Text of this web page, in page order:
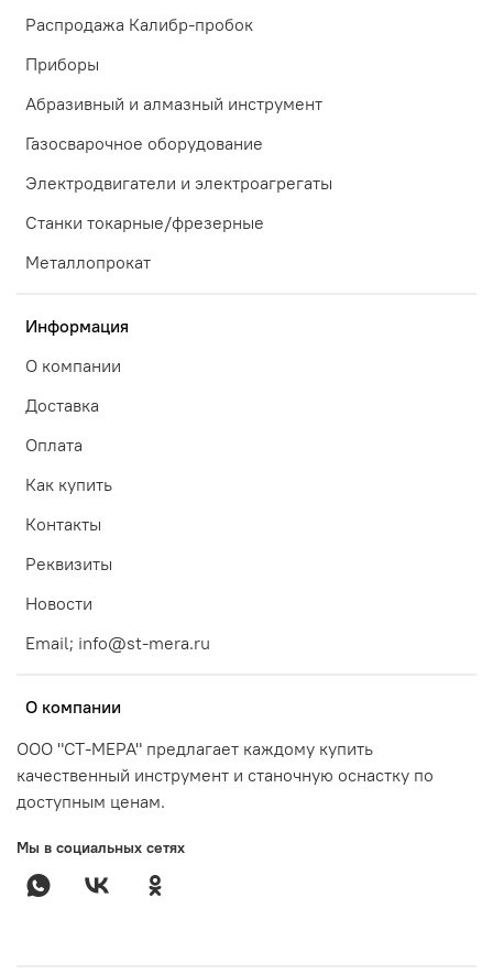
Распродажа Калибр-пробок
Приборы
Абразивный и алмазный инструмент
Газосварочное оборудование
Электродвигатели и электроагрегаты
Станки токарные/фрезерные
Металлопрокат
Информация
О компании
Доставка
Оплата
Как купить
Контакты
Реквизиты
Новости
Email; info@st-mera.ru
О компании
ООО "СТ-МЕРА" предлагает каждому купить
качественный инструмент и станочную оснастку по
доступным ценам.
Мы в социальных сетях